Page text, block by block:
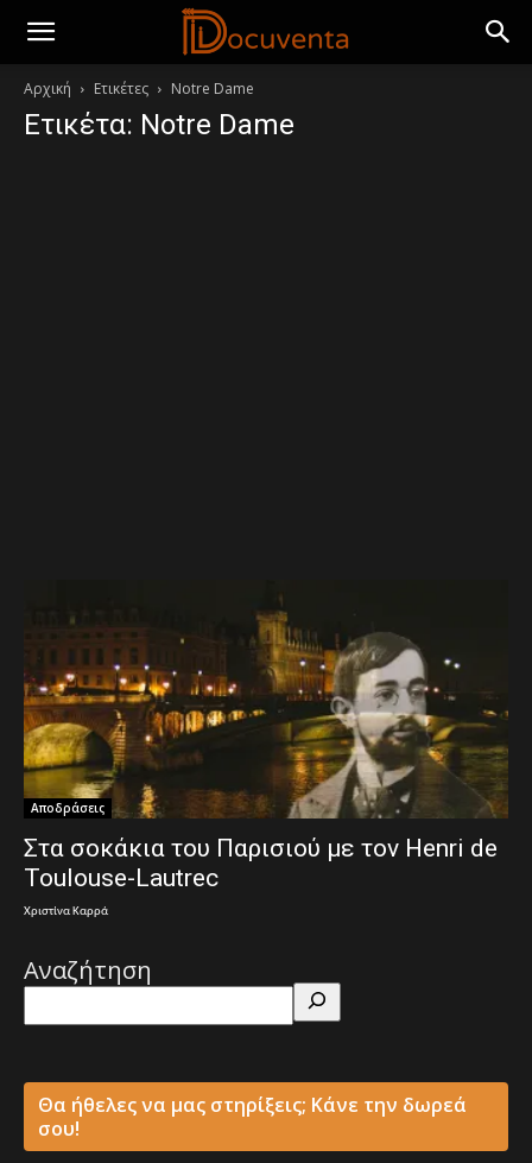
Αρχική Ετικέτες Notre Dame
Ετικέτα: Notre Dame
Αποδράσεις
Στα σοκάκια του Παρισιού με τον Henri de
Toulouse-Lautrec
Χριστίνα Καρρά
Αναζήτηση
Θα ήθελες να μας στηρίξεις; Κάνε την δωρεά
σου!